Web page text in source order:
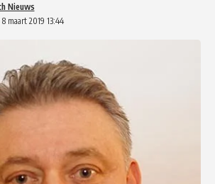
maart 2019 13:44
Nieuws